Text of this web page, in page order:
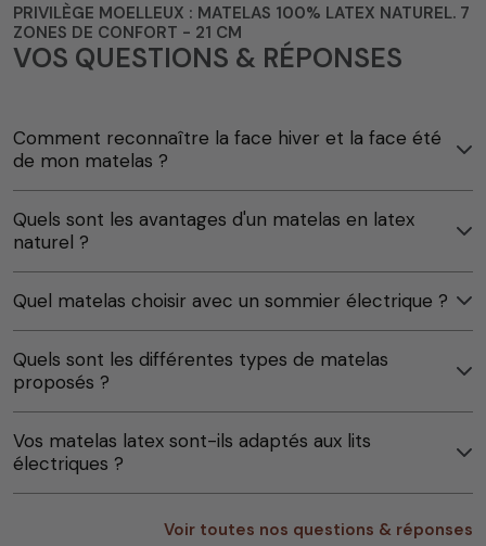
PRIVILÈGE MOELLEUX : MATELAS 100% LATEX NATUREL. 7
ZONES DE CONFORT - 21 CM
VOS QUESTIONS & RÉPONSES
Comment reconnaître la face hiver et la face été
de mon matelas ?
Quels sont les avantages d'un matelas en latex
naturel ?
Quel matelas choisir avec un sommier électrique ?
Quels sont les différentes types de matelas
proposés ?
Vos matelas latex sont-ils adaptés aux lits
électriques ?
Voir toutes nos questions & réponses